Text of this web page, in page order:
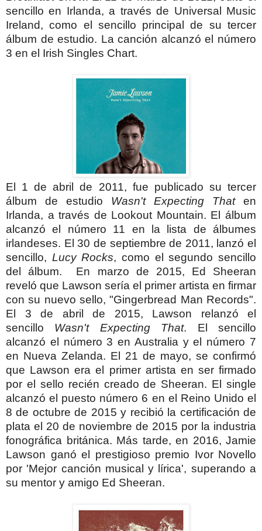
sencillo en Irlanda, a través de Universal Music
Ireland, como el sencillo principal de su tercer
álbum de estudio. La canción alcanzó el número
3 en el Irish Singles Chart.
El 1 de abril de 2011, fue publicado su tercer
álbum de estudio Wasn't Expecting Thaten
Irlanda, a través de Lookout Mountain. El álbum
alcanzó el número 11 en la lista de álbumes
irlandeses. El 30 de septiembre de 2011, lanzó el
sencillo, Lucy Rocks, como el segundo sencillo
del álbum. En marzo de 2015, Ed Sheeran
reveló que Lawson sería el primer artista en firmar
con su nuevo sello, "Gingerbread Man Records".
El 3 de abril de 2015, Lawson relanzó el
sencillo Wasn't Expecting That. El sencillo
alcanzó el número 3 en Australia y el número 7
en Nueva Zelanda. El 21 de mayo, se confirmó
que Lawson era el primer artista en ser firmado
por el sello recién creado de Sheeran. El single
alcanzó el puesto número 6 en el Reino Unido el
8 de octubre de 2015 y recibió la certificación de
plata el 20 de noviembre de 2015 por la industria
fonográfica británica. Más tarde, en 2016, Jamie
Lawson ganó el prestigioso premio Ivor Novello
por 'Mejor canción musical y lírica', superando a
su mentor y amigo Ed Sheeran.